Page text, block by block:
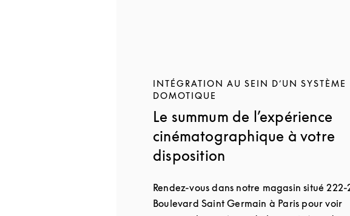
INTÉGRATION AU SEIN D’UN SYSTÈME
DOMOTIQUE
Le summum de l’expérience
cinématographique à votre
disposition
Rendez-vous dans notre magasin situé 222-
Boulevard Saint Germain à Paris pour voir